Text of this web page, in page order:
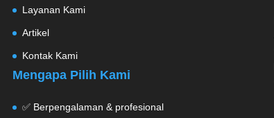
Layanan Kami
Artikel
Kontak Kami
Mengapa Pilih Kami
✅ Berpengalaman & profesional